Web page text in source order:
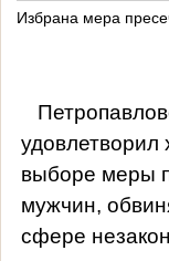
Избрана мера
П
удовлетворил
выборе меры
мужчин,
сфере